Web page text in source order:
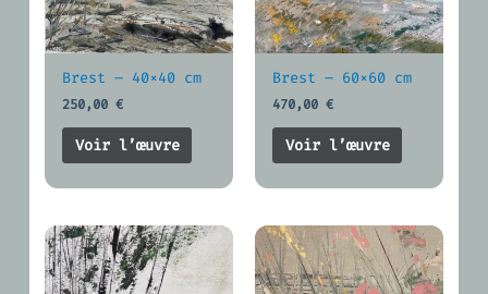
Brest – 40×40 cm
250,00€
Voir l’œuvre
Brest – 60×60 cm
470,00€
Voir l’œuvre